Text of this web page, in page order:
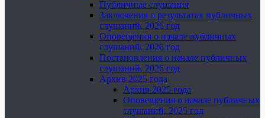
Публичные слушания
Заключения о результатах публичных
слушаний, 2026 год
Оповещения о начале публичных
слушаний, 2026 год
Постановления о начале публичных
слушаний, 2026 год
Архив 2025 года
Архив 2025 года
Оповещения о начале публичных
слушаний, 2025 год